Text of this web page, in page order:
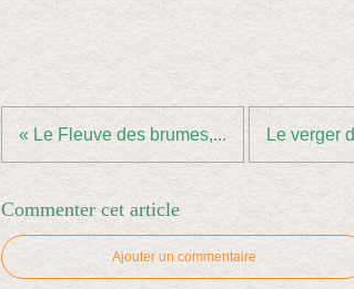
« Le Fleuve des brumes,... Le verger
Commenter cet article
Ajouter un commentaire